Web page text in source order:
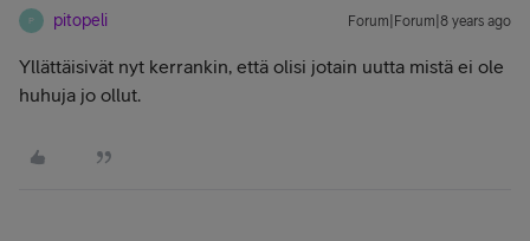
P pitopeli Forum|Forum|8 years ago
Yllättäisivät nyt kerrankin, että olisi jotain uutta mistä ei ole
huhuja jo ollut.